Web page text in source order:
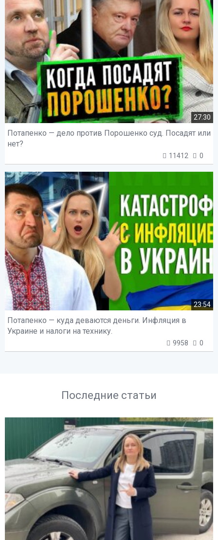
27:30
Потапенко — дело против Порошенко суд. Посадят или
нет?
11412 0
23:54
Потапенко — куда деваются деньги. Инфляция в
Украине и налоги на технику.
9958 0
Последние статьи